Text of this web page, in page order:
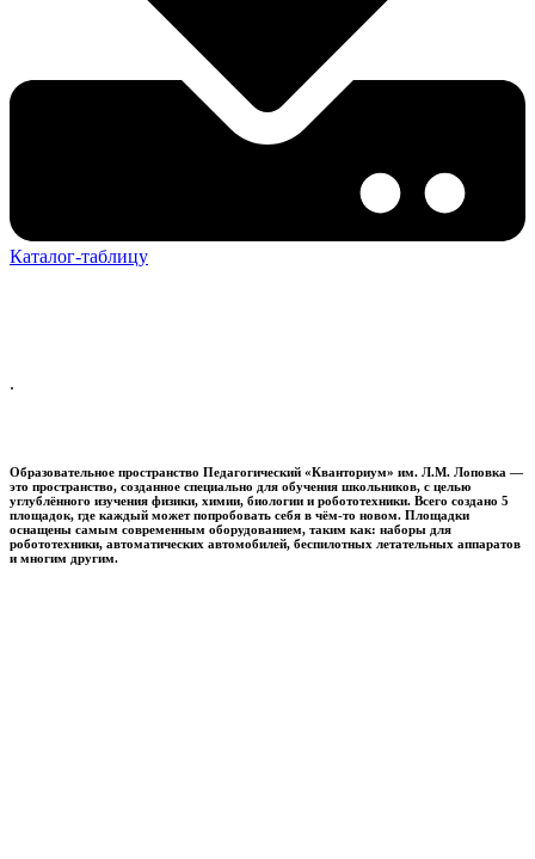
Каталог-таблицу
.
Образовательное пространство Педагогический «Кванториум» им. Л.М. Лоповка —
это пространство, созданное специально для обучения школьников, с целью
углублённого изучения физики, химии, биологии и робототехники. Всего создано 5
площадок, где каждый может попробовать себя в чём-то новом. Площадки
оснащены самым современным оборудованием, таким как: наборы для
робототехники, автоматических автомобилей, беспилотных летательных аппаратов
и многим другим.